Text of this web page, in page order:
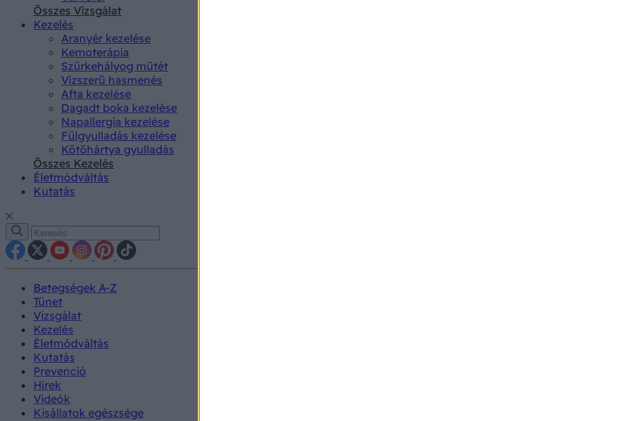
Összes Vizsgálat
Kezelés
Aranyér kezelése
Kemoterápia
Szürkehályog műtét
Vízszerű hasmenés
Afta kezelése
Dagadt boka kezelése
Napallergia kezelése
Fülgyulladás kezelése
Kötőhártya gyulladás
Összes Kezelés
Életmódváltás
Kutatás
Betegségek A-Z
Tünet
Vizsgálat
Kezelés
Életmódváltás
Kutatás
Prevenció
Hírek
Videók
Kisállatok egészsége